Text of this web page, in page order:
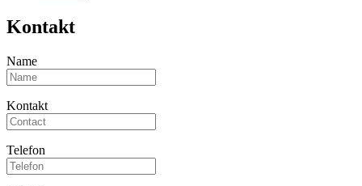
Kontakt
Name
Kontakt
Telefon